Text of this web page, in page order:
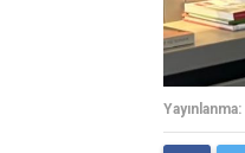
Yayınlanma: